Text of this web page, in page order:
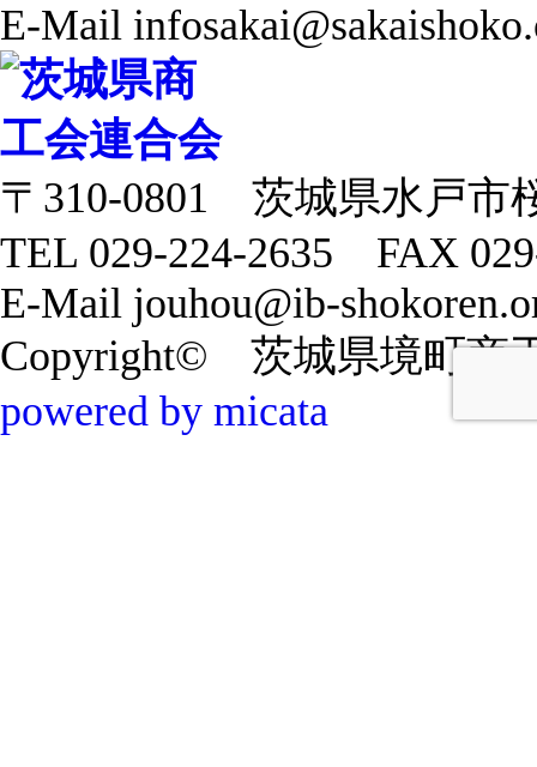
E-Mail
〒310-0801 茨城県水戸市
TEL 029-224-2635 FAX
E-Mail jouhou@ib-
Copyright© 茨城県境町商
powered by micata